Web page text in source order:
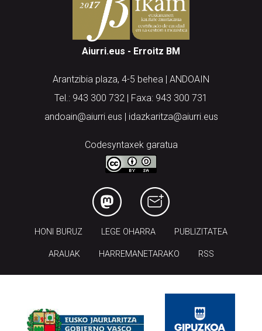
Aiurri.eus - Erroitz BM
Arantzibia plaza, 4-5 behea | ANDOAIN
Tel.: 943 300 732 | Faxa: 943 300 731
andoain@aiurri.eus | idazkaritza@aiurri.eus
Codesyntaxek garatua
HONI BURUZ LEGE OHARRA PUBLIZITATEA
ARAUAK HARREMANETARAKO RSS